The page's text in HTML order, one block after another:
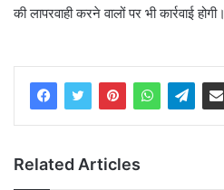
की लापरवाही करने वालों पर भी कार्रवाई होगी।
Related Articles